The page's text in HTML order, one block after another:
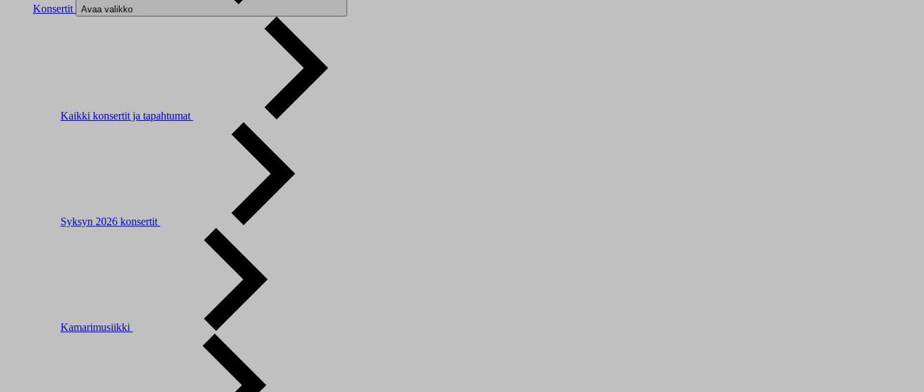
Konsertit Avaa valikko
Kaikki konsertit ja tapahtumat
Syksyn 2026 konsertit
Kamarimusiikki